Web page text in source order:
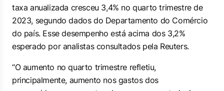
taxa anualizada cresceu 3,4% no quarto trimestre de
2023, segundo dados do Departamento do Comércio
do país. Esse desempenho está acima dos 3,2%
esperado por analistas consultados pela Reuters.
“O aumento no quarto trimestre refletiu,
principalmente, aumento nos gastos dos